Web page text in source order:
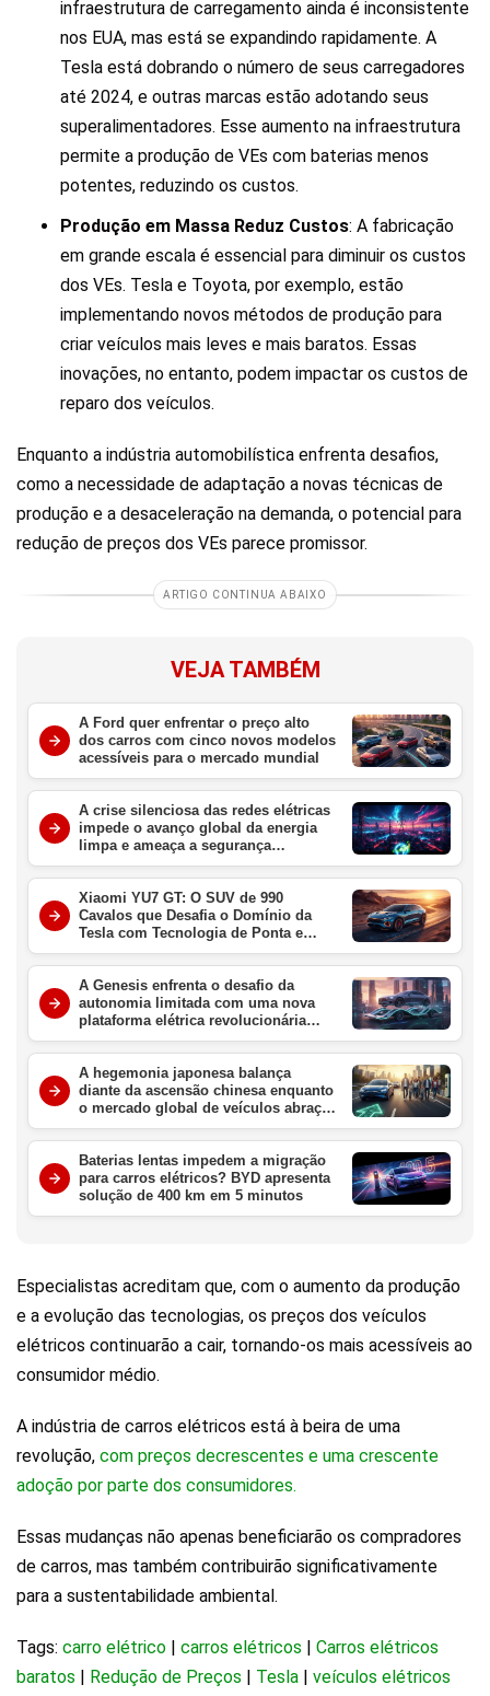
infraestrutura de carregamento ainda é inconsistente
nos EUA, mas está se expandindo rapidamente. A
Tesla está dobrando o número de seus carregadores
até 2024, e outras marcas estão adotando seus
superalimentadores. Esse aumento na infraestrutura
permite a produção de VEs com baterias menos
potentes, reduzindo os custos.
Produção em Massa Reduz Custos: A fabricação
em grande escala é essencial para diminuir os custos
dos VEs. Tesla e Toyota, por exemplo, estão
implementando novos métodos de produção para
criar veículos mais leves e mais baratos. Essas
inovações, no entanto, podem impactar os custos de
reparo dos veículos.
Enquanto a indústria automobilística enfrenta desafios,
como a necessidade de adaptação a novas técnicas de
produção e a desaceleração na demanda, o potencial para
redução de preços dos VEs parece promissor.
ARTIGO CONTINUA ABAIXO
VEJA TAMBÉM
A Ford quer enfrentar o preço alto
dos carros com cinco novos modelos
acessíveis para o mercado mundial
A crise silenciosa das redes elétricas
impede o avanço global da energia
limpa e ameaça a segurança
energética
Xiaomi YU7 GT: O SUV de 990
Cavalos que Desafia o Domínio da
Tesla com Tecnologia de Ponta e
Velocidade Extrema
A Genesis enfrenta o desafio da
autonomia limitada com uma nova
plataforma elétrica revolucionária
para redefinir o luxo em 2027
A hegemonia japonesa balança
diante da ascensão chinesa enquanto
o mercado global de veículos abraça
a era elétrica definitiva
Baterias lentas impedem a migração
para carros elétricos? BYD apresenta
solução de 400 km em 5 minutos
Especialistas acreditam que, com o aumento da produção
e a evolução das tecnologias, os preços dos veículos
elétricos continuarão a cair, tornando-os mais acessíveis ao
consumidor médio.
A indústria de carros elétricos está à beira de uma
revolução, com preços decrescentes e uma crescente
adoção por parte dos consumidores.
Essas mudanças não apenas beneficiarão os compradores
de carros, mas também contribuirão significativamente
para a sustentabilidade ambiental.
Tags: carro elétrico carros elétricos
Carros elétricos
baratos
Redução de Preços Tesla veículos elétricos